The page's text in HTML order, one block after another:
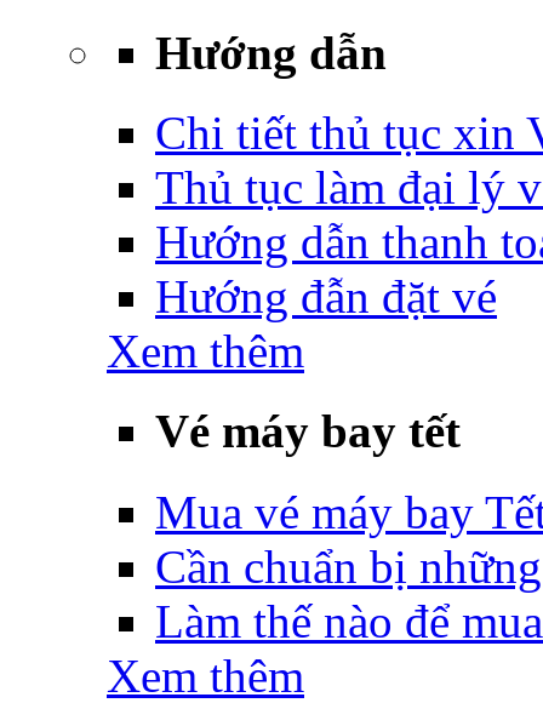
Hướng dẫn
Chi tiết thủ tục xin
Thủ tục làm đại lý
Hướng dẫn thanh
Hướng đẫn đặt vé
Xem thêm
Vé máy bay tết
Mua vé máy bay
Cần chuẩn bị
Làm thế nào để
Xem thêm